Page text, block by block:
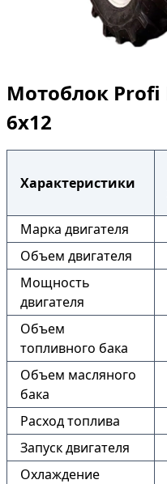
Мотоблок Profi
6х12
Характеристики
Марка двигателя
Объем двигателя
Мощность
двигателя
Объем
топливного бака
Объем масляного
бака
Расход топлива
Запуск двигателя
Охлаждение